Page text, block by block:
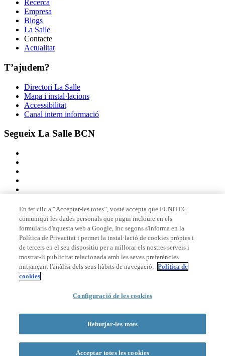
Recerca
Empresa
Blogs
La Salle
Contacte
Actualitat
T’ajudem?
Directori La Salle
Mapa i instal·lacions
Accessibilitat
Canal intern informació
Segueix La Salle BCN
Membre de
Acreditacions
© 2026 La Salle Campus Barcelona - URL |Avís legal
Formulari de cerca
En fer clic a “Acceptar-les totes”, vostè accepta que FUNITEC
comuniqui les dades personals que pugui incloure en els
formularis d'aquesta web a Google, Inc segons s'informa en la
Política de Privacitat i permet la instal·lació de cookies pròpies i
de tercers en el seu dispositiu per a millorar els nostres serveis i
mostrar-li publicitat relacionada amb les seves preferències
mitjançant l'anàlisi dels seus hàbits de navegació. Política de
cookies
Configuració de les cookies
Rebutjar-les totes
Acceptar totes les cookies